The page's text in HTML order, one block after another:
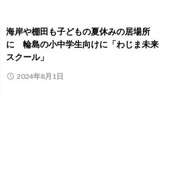
海岸や棚田も子どもの夏休みの居場所
に 輪島の小中学生向けに「わじま未来
スクール」
2024年8月1日